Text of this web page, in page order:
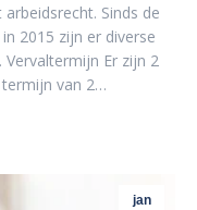
Sinds de
2015 zijn er diverse
Er zijn 2
van 2…
jan